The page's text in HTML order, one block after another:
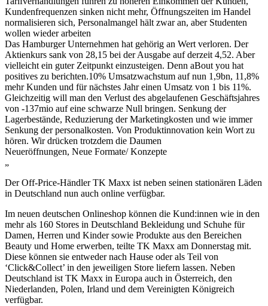
Kundenfrequenzen sinken nicht mehr, Öffnungszeiten im Handel
normalisieren sich, Personalmangel hält zwar an, aber Studenten
wollen wieder arbeiten
Das Hamburger Unternehmen hat gehörig an Wert verloren. Der
Aktienkurs sank von 28,15 bei der Ausgabe auf derzeit 4,52. Aber
vielleicht ein guter Zeitpunkt einzusteigen. Denn aBout you hat
positives zu berichten.10% Umsatzwachstum auf nun 1,9bn, 11,8%
mehr Kunden und für nächstes Jahr einen Umsatz von 1 bis 11%.
Gleichzeitig will man den Verlust des abgelaufenen Geschäftsjahres
von -137mio auf eine schwarze Null bringen. Senkung der
Lagerbestände, Reduzierung der Marketingkosten und wie immer
Senkung der personalkosten. Von Produktinnovation kein Wort zu
hören. Wir drücken trotzdem die Daumen
Neueröffnungen, Neue Formate/ Konzepte
„
Der Off-Price-Händler TK Maxx ist neben seinen stationären Läden
in Deutschland nun auch online verfügbar.
Im neuen deutschen Onlineshop können die Kund:innen wie in den
mehr als 160 Stores in Deutschland Bekleidung und Schuhe für
Damen, Herren und Kinder sowie Produkte aus den Bereichen
Beauty und Home erwerben, teilte TK Maxx am Donnerstag mit.
Diese können sie entweder nach Hause oder als Teil von
‘Click&Collect’ in den jeweiligen Store liefern lassen. Neben
Deutschland ist TK Maxx in Europa auch in Österreich, den
Niederlanden, Polen, Irland und dem Vereinigten Königreich
verfügbar.